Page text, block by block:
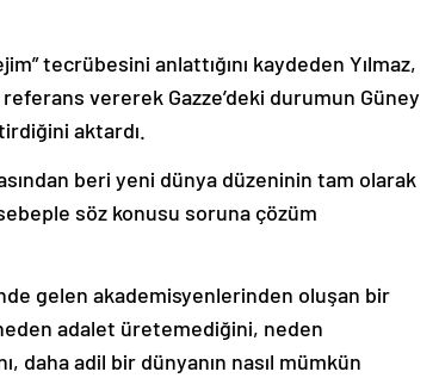
tecrübesini anlattığını kaydeden Yılmaz,
vererek Gazze’deki durumun Güney
aktardı.
beri yeni dünya düzeninin tam olarak
söz konusu soruna çözüm
gelen akademisyenlerinden oluşan bir
adalet üretemediğini, neden
daha adil bir dünyanın nasıl mümkün